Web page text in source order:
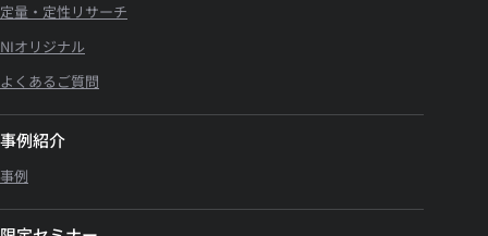
定量・定性リサーチ
NIオリジナル
よくあるご質問
事例紹介
事例